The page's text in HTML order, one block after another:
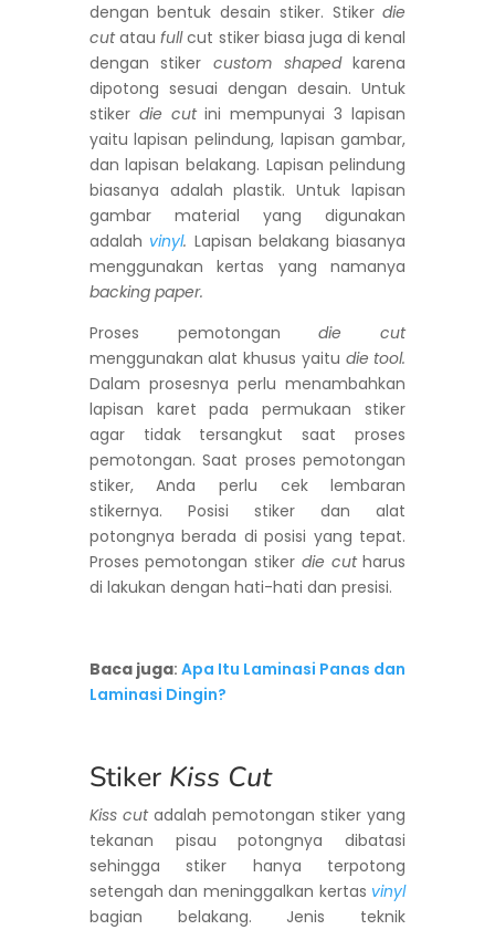
dengan bentuk desain stiker. Stikerdie
cutataufullcut stiker biasa juga di kenal
dengan stiker custom shapedkarena
dipotong sesuai dengan desain. Untuk
stiker die cutini mempunyai 3 lapisan
yaitu lapisan pelindung, lapisan gambar,
dan lapisan belakang. Lapisan pelindung
biasanya adalah plastik. Untuk lapisan
gambar material yang digunakan
adalah vinyl. Lapisan belakang biasanya
menggunakan kertas yang namanya
backing paper.
Proses pemotongandie cut
menggunakan alat khusus yaitu die tool.
Dalam prosesnya perlu menambahkan
lapisan karet pada permukaan stiker
agar tidak tersangkut saat proses
pemotongan. Saat proses pemotongan
stiker, Anda perlu cek lembaran
stikernya. Posisi stiker dan alat
potongnya berada di posisi yang tepat.
Proses pemotongan stiker die cutharus
di lakukan dengan hati-hati dan presisi.
Baca juga: Apa Itu Laminasi Panas dan
Laminasi Dingin?
Stiker Kiss Cut
Kiss cutadalah pemotongan stiker yang
tekanan pisau potongnya dibatasi
sehingga stiker hanya terpotong
setengah dan meninggalkan kertas vinyl
bagian belakang. Jenis teknik